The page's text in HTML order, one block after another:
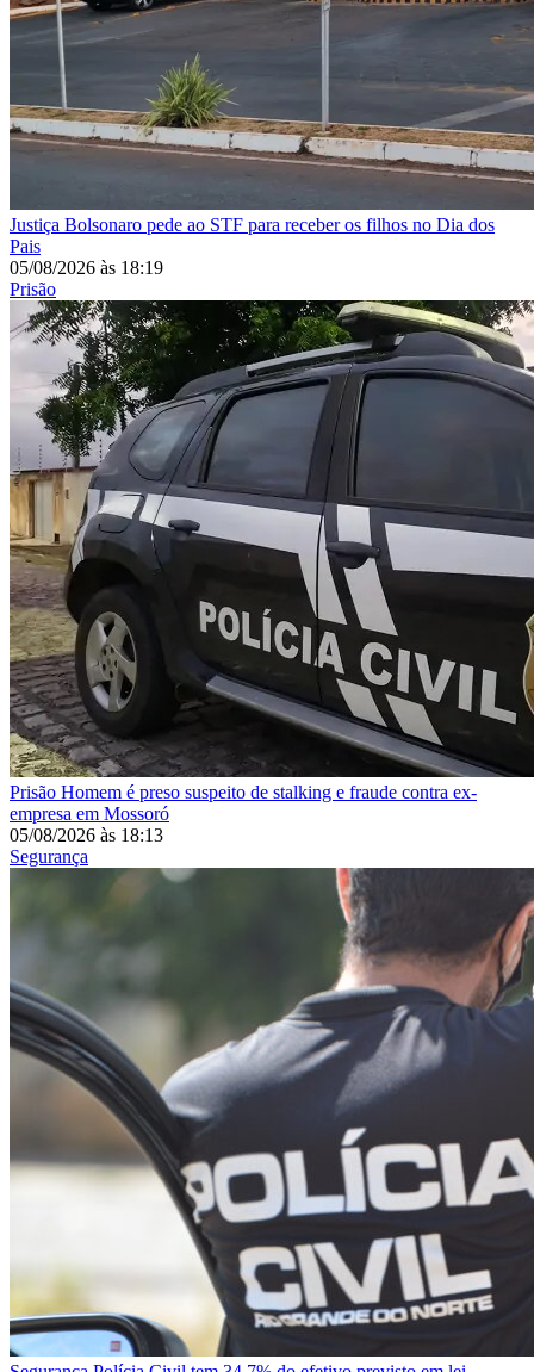
Justiça Bolsonaro pede ao STF para receber os filhos no Dia dos
Pais
05/08/2026 às 18:19
Prisão
Prisão Homem é preso suspeito de stalking e fraude contra ex-
empresa em Mossoró
05/08/2026 às 18:13
Segurança